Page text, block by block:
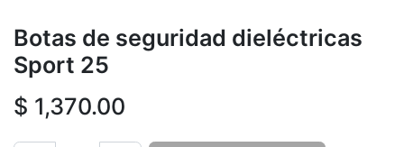
Botas de seguridad dieléctricas
Sport 25
$ 1,370.00